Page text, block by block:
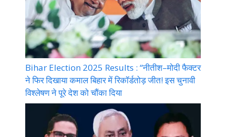
Bihar Election 2025 Results : “नीतीश–मोदी फैक्टर
ने फिर दिखाया कमाल बिहार में रिकॉर्डतोड़ जीत! इस चुनावी
विश्लेषण ने पूरे देश को चौंका दिया